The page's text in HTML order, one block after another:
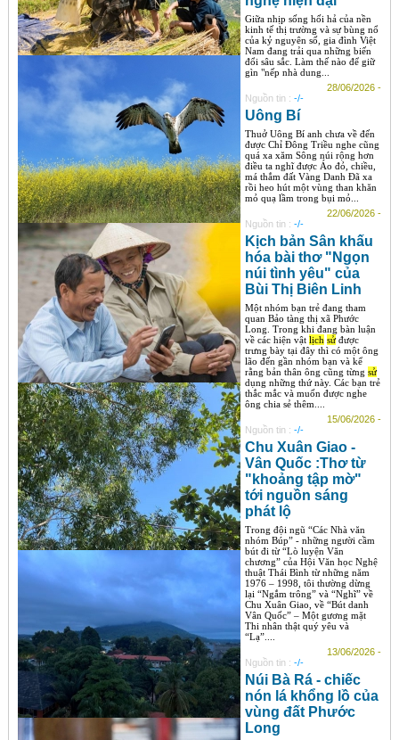
Giữa nhịp sống hối hả của nền
kinh tế thị trường và sự bùng nổ
của kỷ nguyên số, gia đình Việt
Nam đang trải qua những biến
đổi sâu sắc. Làm thế nào để giữ
gìn "nếp nhà dung...
28/06/2026 -
Nguồn tin : -/-
Uông Bí
Thuở Uông Bí anh chưa về đến
được Chỉ Đông Triều nghe cũng
quá xa xăm Sông núi rộng hơn
điều ta nghĩ được Áo đỏ, chiều,
má thắm đất Vàng Danh Đã xa
rồi heo hút một vùng than khăn
mỏ quạ lầm trong bụi mỏ...
22/06/2026 -
Nguồn tin : -/-
Kịch bản Sân khấu
hóa bài thơ "Ngọn
núi tình yêu" của
Bùi Thị Biên Linh
Một nhóm bạn trẻ đang tham
quan Bảo tàng thị xã Phước
Long. Trong khi đang bàn luận
về các hiện vật lịch sửđược
trưng bày tại đây thì có một ông
lão đến gần nhóm bạn và kể
rằng bản thân ông cũng từng sử
dụng những thứ này. Các bạn trẻ
thắc mắc và muốn được nghe
ông chia sẻ thêm....
15/06/2026 -
Nguồn tin : -/-
Chu Xuân Giao -
Vân Quốc :Thơ từ
"khoảng tập mờ"
tới nguồn sáng
phát lộ
Trong đội ngũ “Các Nhà văn
nhóm Búp” - những người cầm
bút đi từ “Lò luyện Văn
chương” của Hội Văn học Nghệ
thuật Thái Bình từ những năm
1976 – 1998, tôi thường dừng
lại “Ngắm trông” và “Nghĩ” về
Chu Xuân Giao, về “Bút danh
Vân Quốc” – Một gương mặt
Thi nhân thật quý yêu và
“Lạ”....
13/06/2026 -
Nguồn tin : -/-
Núi Bà Rá - chiếc
nón lá khổng lồ của
vùng đất Phước
Long